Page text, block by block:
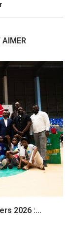
AIMER
2026 :...